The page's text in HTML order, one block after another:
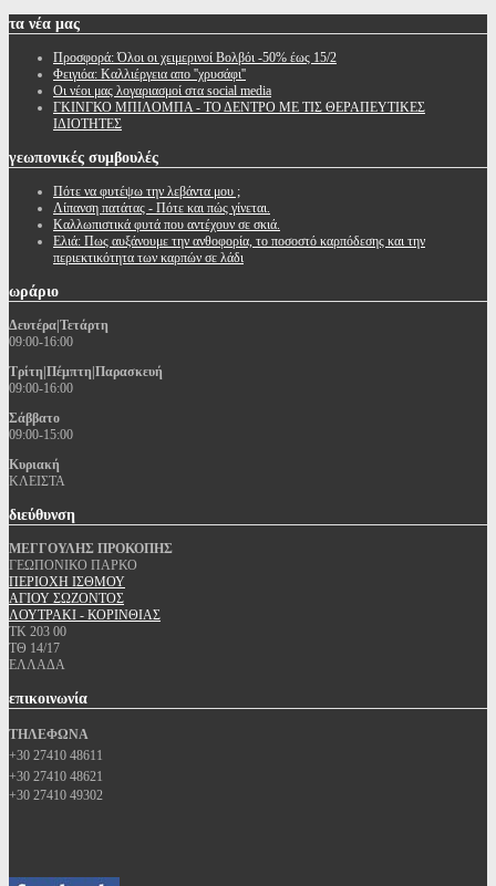
τα νέα μας
Προσφορά: Όλοι οι χειμερινοί Βολβόι -50% έως 15/2
Φειγιόα: Καλλιέργεια απο ''χρυσάφι''
Oι νέοι μας λογαριασμοί στα social media
ΓΚΙΝΓΚΟ ΜΠΙΛΟΜΠΑ - ΤΟ ΔΕΝΤΡΟ ΜΕ ΤΙΣ ΘΕΡΑΠΕΥΤΙΚΕΣ
ΙΔΙΟΤΗΤΕΣ
γεωπονικές συμβουλές
Πότε να φυτέψω την λεβάντα μου ;
Λίπανση πατάτας - Πότε και πώς γίνεται.
Καλλωπιστικά φυτά που αντέχουν σε σκιά.
Ελιά: Πως αυξάνουμε την ανθοφορία, το ποσοστό καρπόδεσης και την
περιεκτικότητα των καρπών σε λάδι
ωράριο
Δευτέρα|Τετάρτη
09:00-16:00
Τρίτη|Πέμπτη|Παρασκευή
09:00-16:00
Σάββατο
09:00-15:00
Κυριακή
ΚΛΕΙΣΤΑ
διεύθυνση
ΜΕΓΓΟΥΛΗΣ ΠΡΟΚΟΠΗΣ
ΓΕΩΠΟΝΙΚΟ ΠΑΡΚΟ
ΠΕΡΙΟΧΗ ΙΣΘΜΟΥ
ΑΓΙΟΥ ΣΩΖΟΝΤΟΣ
ΛΟΥΤΡΑΚΙ - ΚΟΡΙΝΘΙΑΣ
ΤΚ 203 00
ΤΘ 14/17
ΕΛΛΑΔΑ
επικοινωνία
ΤΗΛΕΦΩΝΑ
+30 27410 48611
+30 27410 48621
+30 27410 49302